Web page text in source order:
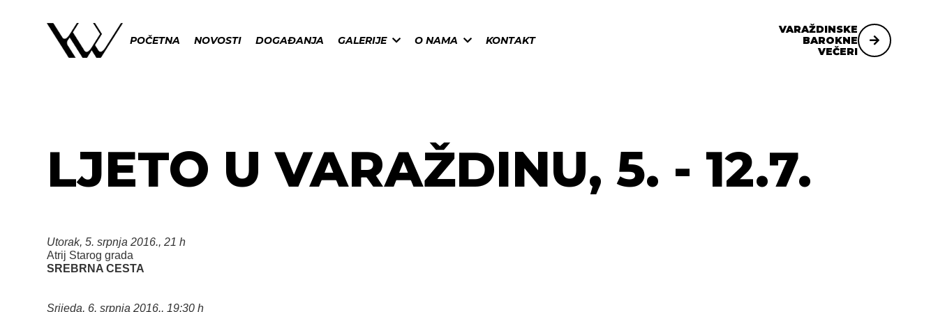
POČETNA NOVOSTI DOGAĐANJA GALERIJE O NAMA KONTAKT
VARAŽDINSKE
BAROKNE
VEČERI
LJETO U VARAŽDINU, 5. - 12.7.
Utorak, 5. srpnja 2016., 21 h
Atrij Starog grada
SREBRNA CESTA
Srijeda, 6. srpnja 2016., 19:30 h